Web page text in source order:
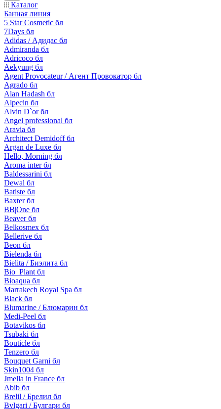
Каталог
Банная линия
5 Star Cosmetic бл
7Days бл
Adidas / Адидас бл
Admiranda бл
Adricoco бл
Aekyung бл
Agent Provocateur / Агент Провокатор бл
Agrado бл
Alan Hadash бл
Alpecin бл
Alvin D`or бл
Angel professional бл
Aravia бл
Architect Demidoff бл
Argan de Luxe бл
Hello, Morning бл
Aroma inter бл
Baldessarini бл
Dewal бл
Batiste бл
Baxter бл
BB|One бл
Beaver бл
Belkosmex бл
Bellerive бл
Beon бл
Bielenda бл
Bielita / Биэлита бл
Bio_Plant бл
Bioaqua бл
Marrakech Royal Spa бл
Black бл
Blumarine / Блюмарин бл
Medi-Peel бл
Botavikos бл
Tsubaki бл
Bouticle бл
Tenzero бл
Bouquet Garni бл
Skin1004 бл
Jmella in France бл
Abib бл
Brelil / Брелил бл
Bvlgari / Булгари бл